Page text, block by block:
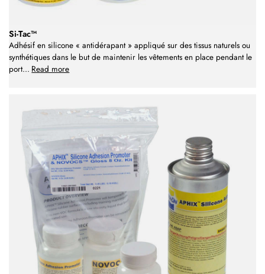
Si-Tac™
Adhésif en silicone « antidérapant » appliqué sur des tissus naturels ou
synthétiques dans le but de maintenir les vêtements en place pendant le
port... Read more